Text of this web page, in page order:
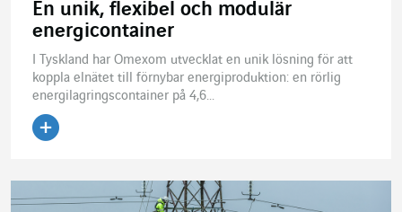
En unik, flexibel och modulär
energicontainer
I Tyskland har Omexom utvecklat en unik lösning för att
koppla elnätet till förnybar energiproduktion: en rörlig
energilagringscontainer på 4,6...